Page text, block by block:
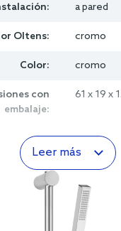
a pared
Oltens: cromo
Color: cromo
con
embalaje:
61 x 19 x
Leer más